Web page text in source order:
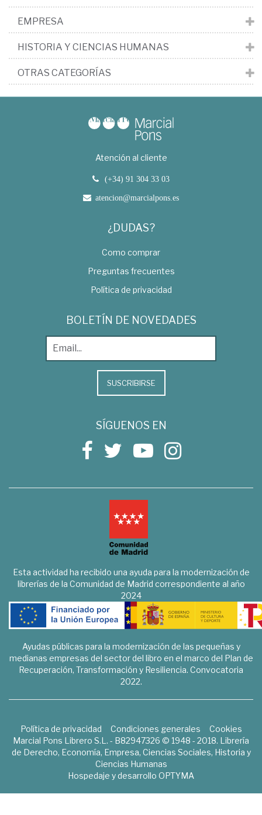
EMPRESA
HISTORIA Y CIENCIAS HUMANAS
OTRAS CATEGORÍAS
Atención al cliente
(+34) 91 304 33 03
atencion@marcialpons.es
¿DUDAS?
Como comprar
Preguntas frecuentes
Política de privacidad
BOLETÍN DE NOVEDADES
SUSCRIBIRSE
SÍGUENOS EN
Esta actividad ha recibido una ayuda para la modernización de
librerías de la Comunidad de Madrid correspondiente al año
2024
Ayudas públicas para la modernización de las pequeñas y
medianas empresas del sector del libro en el marco del Plan de
Recuperación, Transformación y Resiliencia. Convocatoria
2022.
Política de privacidad Condiciones generales
Cookies
Marcial Pons Librero S.L. - B82947326 © 1948 - 2018. Librería
de Derecho, Economía, Empresa, Ciencias Sociales, Historia y
Ciencias Humanas
Hospedaje y desarrollo OPTYMA